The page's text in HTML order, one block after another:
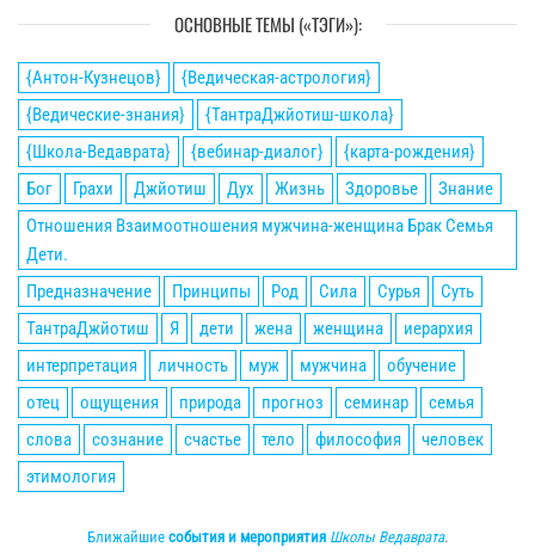
ОСНОВНЫЕ ТЕМЫ («ТЭГИ»):
{Антон-Кузнецов}
{Ведическая-астрология}
{Ведические-знания}
{ТантраДжйотиш-школа}
{Школа-Ведаврата}
{вебинар-диалог}
{карта-рождения}
Бог
Грахи Джйотиш Дух Жизнь Здоровье
Знание
Отношения Взаимоотношения мужчина-женщина Брак Семья
Дети.
Предназначение
Принципы Род Сила Сурья
Суть
ТантраДжйотиш
Я дети жена женщина
иерархия
интерпретация
личность муж мужчина
обучение
отец
ощущения природа прогноз семинар
семья
слова
сознание счастье тело философия
человек
этимология
Ближайшие события и мероприятия Школы Ведаврата.